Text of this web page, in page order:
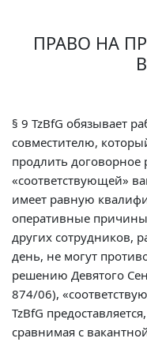
ПРАВО НА
§ 9 TzBfG обязывает
совместителю,
продлить договорное
«соответствующей»
имеет равную
оперативные
других сотрудников,
день, не могут
решению Девятого
874/06),
TzBfG
сравнимая с